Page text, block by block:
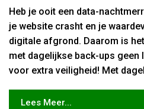
Heb je ooit een data-
je website crasht en je
digitale afgrond. Daarom is
met dagelijkse back-ups geen
voor extra veiligheid! Met
Lees Meer...